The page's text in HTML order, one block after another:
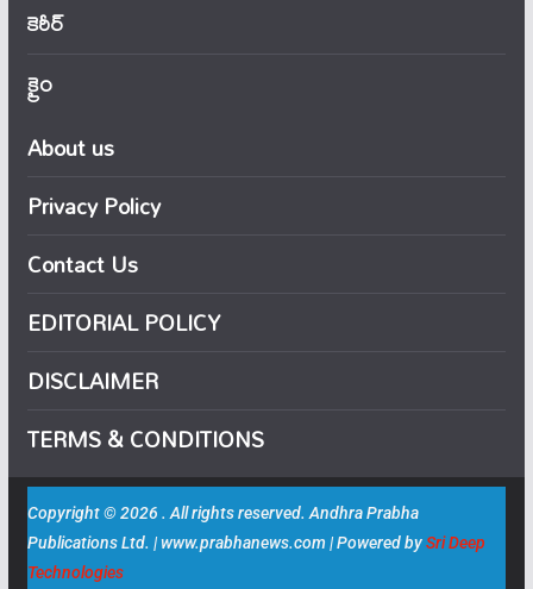
కెరీర్
క్రైం
About us
Privacy Policy
Contact Us
EDITORIAL POLICY
DISCLAIMER
TERMS & CONDITIONS
Copyright © 2026 . All rights reserved. Andhra Prabha
Publications Ltd. | www.prabhanews.com | Powered bySri Deep
Technologies